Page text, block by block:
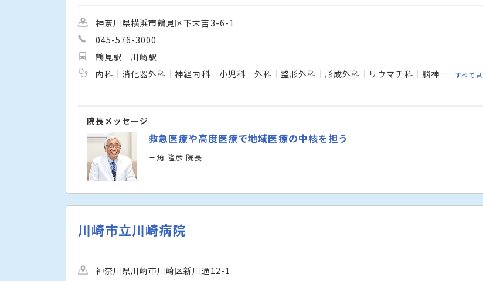
神奈川県横浜市鶴見区下末吉3-6-1
045-576-3000
鶴見駅川崎駅
内科
消化器外科 神経内科 小児科 外科 整形外科 形成外科 リウマチ科 脳神経外科 すべて見
院長メッセージ
救急医療や高度医療で地域医療の中核を担う
三角 隆彦 院長
川崎市立川崎病院
神奈川県川崎市川崎区新川通12-1